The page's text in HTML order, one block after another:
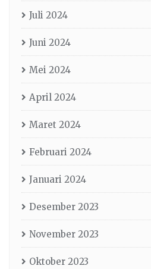
Juli 2024
Juni 2024
Mei 2024
April 2024
Maret 2024
Februari 2024
Januari 2024
Desember 2023
November 2023
Oktober 2023